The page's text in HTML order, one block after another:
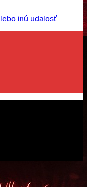
inú udalosť